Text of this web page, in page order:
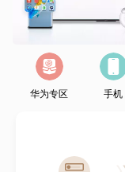
华为专区 手机